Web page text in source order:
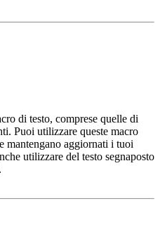
di testo, comprese quelle di
Puoi utilizzare queste macro
mantengano aggiornati i tuoi
utilizzare del testo segnaposto